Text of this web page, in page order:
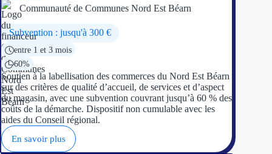
Communauté de Communes Nord Est Béarn
Subvention : jusqu'à 300 €
entre 1 et 3 mois
60%
Soutien à la labellisation des commerces du Nord Est Béarn
sur des critères de qualité d’accueil, de services et d’aspect
du magasin, avec une subvention couvrant jusqu’à 60 % des
coûts de la démarche. Dispositif non cumulable avec les
aides du Conseil régional.
En savoir plus